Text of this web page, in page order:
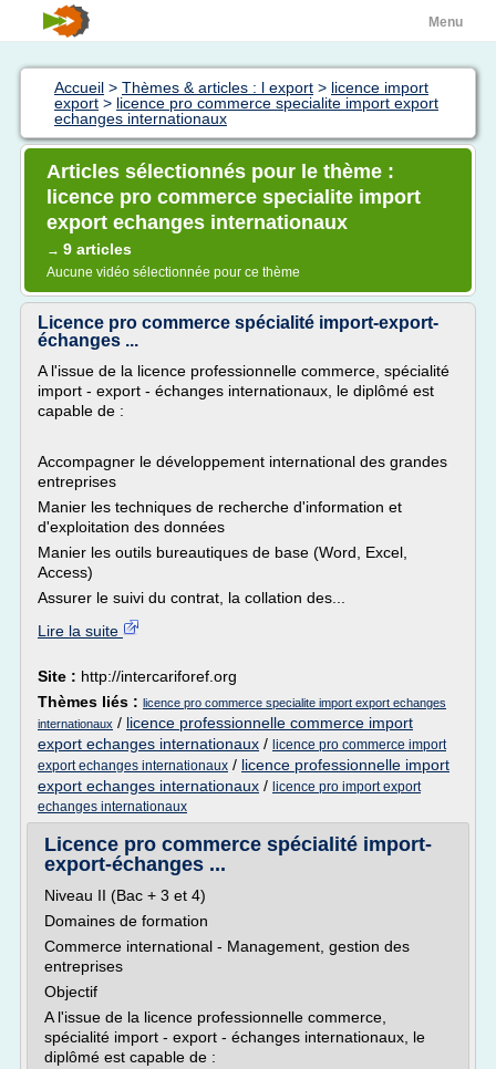
Menu
Accueil > Thèmes & articles : l export > licence import
export > licence pro commerce specialite import export
echanges internationaux
Articles sélectionnés pour le thème :
licence pro commerce specialite import
export echanges internationaux
→ 9 articles
Aucune vidéo sélectionnée pour ce thème
Licence pro commerce spécialité import-export-
échanges ...
A l'issue de la licence professionnelle commerce, spécialité
import - export - échanges internationaux, le diplômé est
capable de :
Accompagner le développement international des grandes
entreprises
Manier les techniques de recherche d'information et
d'exploitation des données
Manier les outils bureautiques de base (Word, Excel,
Access)
Assurer le suivi du contrat, la collation des...
Lire la suite
Site : http://intercariforef.org
Thèmes liés : licence pro commerce specialite import export echanges
internationaux / licence professionnelle commerce import
export echanges internationaux / licence pro commerce import
export echanges internationaux / licence professionnelle import
export echanges internationaux / licence pro import export
echanges internationaux
Licence pro commerce spécialité import-
export-échanges ...
Niveau II (Bac + 3 et 4)
Domaines de formation
Commerce international - Management, gestion des
entreprises
Objectif
A l'issue de la licence professionnelle commerce,
spécialité import - export - échanges internationaux, le
diplômé est capable de :